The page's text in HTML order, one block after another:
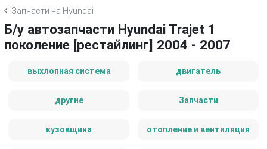
Запчасти на Hyundai
Б/у автозапчасти Hyundai Trajet 1
поколение [рестайлинг] 2004 - 2007
выхлопная система двигатель
другие Запчасти
кузовщина отопление и вентиляция